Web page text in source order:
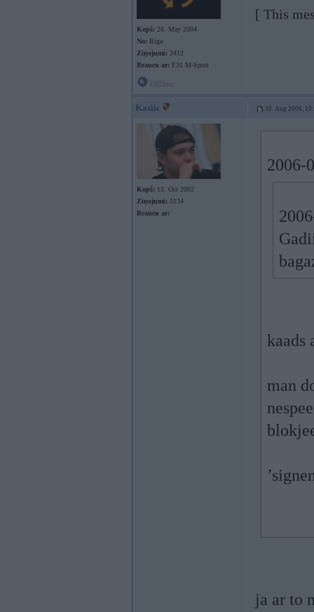
Kopš: 26. May 2004
No: Rīga
Ziņojumi: 2412
Braucu ar: F31 M-Sport
[ This
Kasiic 30. Aug 2006,
Kopš: 13. Oct 2002
Ziņojumi: 5134
Braucu ar:
2006-
kaads
man
ja ar to